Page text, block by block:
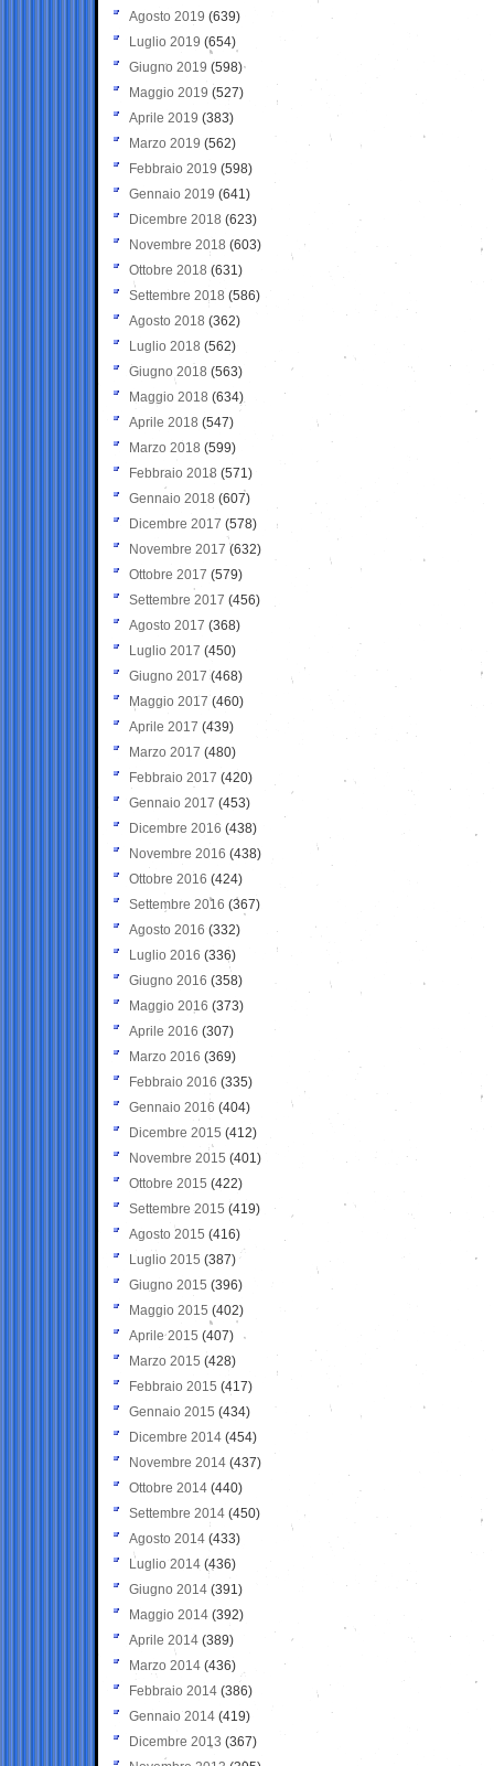
Agosto 2019 (639)
Luglio 2019 (654)
Giugno 2019 (598)
Maggio 2019 (527)
Aprile 2019 (383)
Marzo 2019 (562)
Febbraio 2019 (598)
Gennaio 2019 (641)
Dicembre 2018 (623)
Novembre 2018 (603)
Ottobre 2018 (631)
Settembre 2018 (586)
Agosto 2018 (362)
Luglio 2018 (562)
Giugno 2018 (563)
Maggio 2018 (634)
Aprile 2018 (547)
Marzo 2018 (599)
Febbraio 2018 (571)
Gennaio 2018 (607)
Dicembre 2017 (578)
Novembre 2017 (632)
Ottobre 2017 (579)
Settembre 2017 (456)
Agosto 2017 (368)
Luglio 2017 (450)
Giugno 2017 (468)
Maggio 2017 (460)
Aprile 2017 (439)
Marzo 2017 (480)
Febbraio 2017 (420)
Gennaio 2017 (453)
Dicembre 2016 (438)
Novembre 2016 (438)
Ottobre 2016 (424)
Settembre 2016 (367)
Agosto 2016 (332)
Luglio 2016 (336)
Giugno 2016 (358)
Maggio 2016 (373)
Aprile 2016 (307)
Marzo 2016 (369)
Febbraio 2016 (335)
Gennaio 2016 (404)
Dicembre 2015 (412)
Novembre 2015 (401)
Ottobre 2015 (422)
Settembre 2015 (419)
Agosto 2015 (416)
Luglio 2015 (387)
Giugno 2015 (396)
Maggio 2015 (402)
Aprile 2015 (407)
Marzo 2015 (428)
Febbraio 2015 (417)
Gennaio 2015 (434)
Dicembre 2014 (454)
Novembre 2014 (437)
Ottobre 2014 (440)
Settembre 2014 (450)
Agosto 2014 (433)
Luglio 2014 (436)
Giugno 2014 (391)
Maggio 2014 (392)
Aprile 2014 (389)
Marzo 2014 (436)
Febbraio 2014 (386)
Gennaio 2014 (419)
Dicembre 2013 (367)